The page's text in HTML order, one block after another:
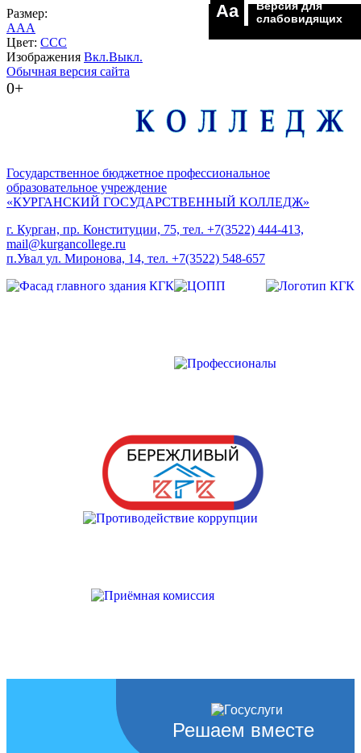
Размер:
AAA
Цвет: CCC
Изображения Вкл.Выкл.
Обычная версия сайта
0+
Aa
Версия для
слабовидящих
Государственное бюджетное профессиональное
образовательное учреждение
«КУРГАНСКИЙ ГОСУДАРСТВЕННЫЙ КОЛЛЕДЖ»
г. Курган, пр. Конституции, 75, тел. +7(3522) 444-413,
mail@kurgancollege.ru
п.Увал ул. Миронова, 14, тел. +7(3522) 548-657
Решаем вместе